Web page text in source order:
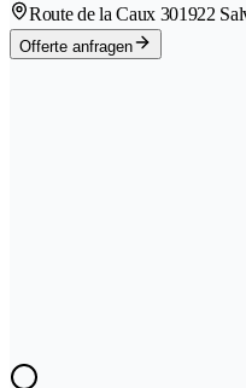
Route de la Caux 301922
Offerte anfragen